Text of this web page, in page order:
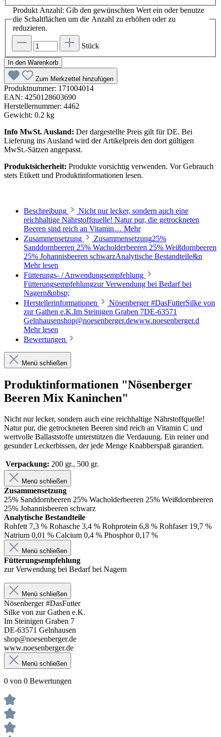
Produkt Anzahl: Gib den gewünschten Wert ein oder benutze
die Schaltflächen um die Anzahl zu erhöhen oder zu
reduzieren.
Stück
In den Warenkorb
Zum Merkzettel hinzufügen
Produktnummer: 171004014
EAN: 4250128603690
Herstellernummer: 4462
Gewicht: 0.2 kg
Info MwSt. Ausland: Der dargestellte Preis gilt für DE. Bei
Lieferung ins Ausland wird der Artikelpreis den dort gültigen
MwSt.-Sätzen angepasst.
Produktsicherheit: Produkte vorsichtig verwenden. Vor Gebrauch
stets Etikett und Produktinformationen lesen.
Beschreibung
Nicht nur lecker, sondern auch eine
reichhaltige Nährstoffquelle! Natur pur, die getrockneten
Beeren sind reich an Vitamin… Mehr
Zusammensetzung
Zusammensetzung25%
Sanddornbeeren 25% Wacholderbeeren 25% Weißdornbeeren
25% Johannisbeeren schwarzAnalytische Bestandteile&n
Mehr lesen
Fütterungs- / Anwendungsempfehlung
Fütterungsempfehlungzur Verwendung bei Bedarf bei
Nagern&nbsp;
Herstellerinformationen
Nösenberger #DasFutterSilke von
zur Gathen e.K.Im Steinigen Graben 7DE-63571
Gelnhausenshop@noesenberger.dewww.noesenberger.d
Mehr lesen
Bewertungen
Menü schließen
Produktinformationen "Nösenberger
Beeren Mix Kaninchen"
Nicht nur lecker, sondern auch eine reichhaltige Nährstoffquelle!
Natur pur, die getrockneten Beeren sind reich an Vitamin C und
wertvolle Ballaststoffe unterstützen die Verdauung. Ein reiner und
gesunder Leckerbissen, der jede Menge Knabberspaß garantiert.
Verpackung: 200 gr., 500 gr.
Menü schließen
Zusammensetzung
25% Sanddornbeeren 25% Wacholderbeeren 25% Weißdornbeeren
25% Johannisbeeren schwarz
Analytische Bestandteile
Rohfett 7,3 % Rohasche 3,4 % Rohprotein 6,8 % Rohfaser 19,7 %
Natrium 0,01 % Calcium 0,4 % Phosphor 0,17 %
Menü schließen
Fütterungsempfehlung
zur Verwendung bei Bedarf bei Nagern
Menü schließen
Nösenberger #DasFutter
Silke von zur Gathen e.K.
Im Steinigen Graben 7
DE-63571 Gelnhausen
shop@noesenberger.de
www.noesenberger.de
Menü schließen
0 von 0 Bewertungen